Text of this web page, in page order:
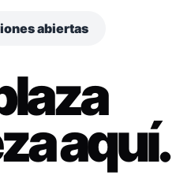
abiertas
aquí.